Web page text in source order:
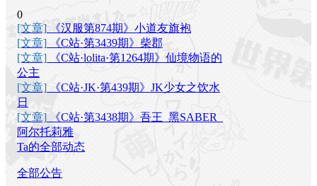
0
[文章] 《汉服第874期》小道友旗袍
[文章] 《C站·第3439期》柴郡
[文章] 《C站·lolita·第1264期》仙境物语的
公主
[文章] 《C站·JK·第439期》JK少女之饮水
日
[文章] 《C站·第3438期》吾王_黑SABER_
阿尔托莉雅
Ta的全部动态
全部公告